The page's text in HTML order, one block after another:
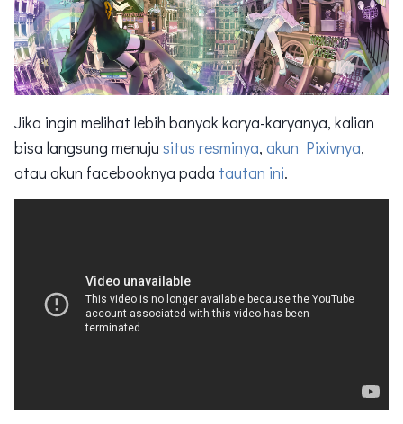
Jika ingin melihat lebih banyak karya-karyanya, kalian
bisa langsung menuju situs resminya, akun Pixivnya,
atau akun facebooknya pada tautan ini.